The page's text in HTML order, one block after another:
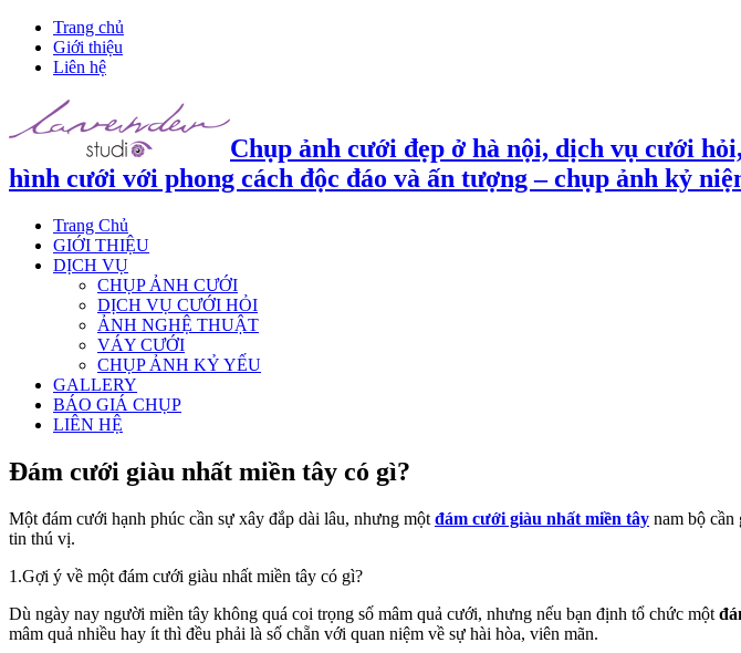
Trang chủ
Giới thiệu
Liên hệ
Chụp ảnh cưới đẹp ở hà nội, dịch vụ cưới
hình cưới với phong cách độc đáo và ấn tượng – chụp ảnh kỷ
Trang Chủ
GIỚI THIỆU
DỊCH VỤ
CHỤP ẢNH CƯỚI
DỊCH VỤ CƯỚI HỎI
ẢNH NGHỆ THUẬT
VÁY CƯỚI
CHỤP ẢNH KỶ YẾU
GALLERY
BÁO GIÁ CHỤP
LIÊN HỆ
Đám cưới giàu nhất miền tây có gì?
Một đám cưới hạnh phúc cần sự xây đắp dài lâu, nhưng một đám cưới giàu nhất miền tây nam bộ
tin thú vị.
1.Gợi ý về một đám cưới giàu nhất miền tây có gì?
Dù ngày nay người miền tây không quá coi trọng số mâm quả cưới, nhưng nếu bạn định tổ chức một
mâm quả nhiều hay ít thì đều phải là số chẵn với quan niệm về sự hài hòa, viên mãn.